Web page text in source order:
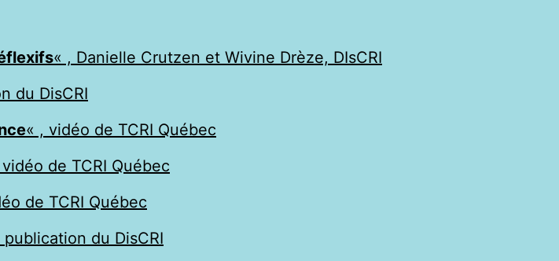
« , Danielle Crutzen et Wivine Drèze, DIsCRI
du DisCRI
« , vidéo de TCRI Québec
de TCRI Québec
de TCRI Québec
publication du DisCRI